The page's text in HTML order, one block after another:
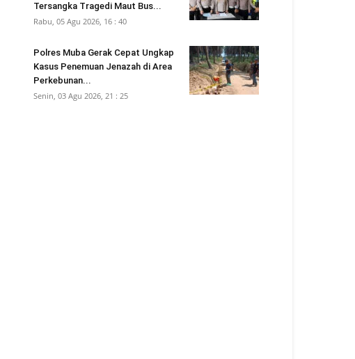
Tersangka Tragedi Maut Bus...
Rabu, 05 Agu 2026, 16 : 40
Polres Muba Gerak Cepat Ungkap
Kasus Penemuan Jenazah di Area
Perkebunan...
Senin, 03 Agu 2026, 21 : 25